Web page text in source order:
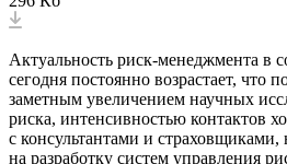
Актуальность риск-менеджмента в
сегодня постоянно возрастает, что
заметным увеличением научных
риска, интенсивностью контактов
с консультантами и страховщиками,
на разработку систем управления